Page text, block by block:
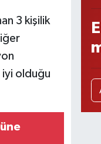
3 kişilik
iyi olduğu